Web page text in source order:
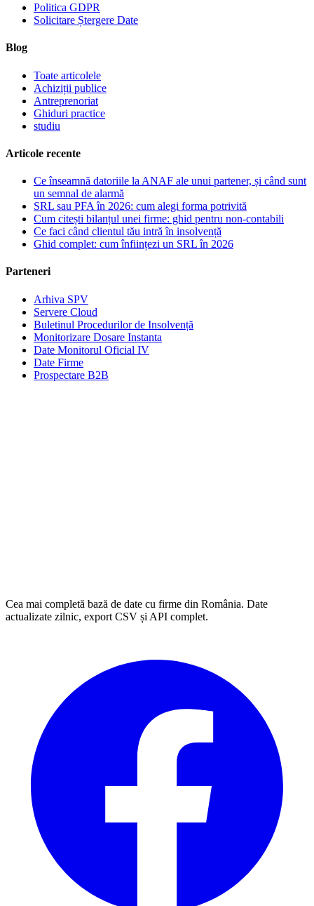
Politica GDPR
Solicitare Ștergere Date
Blog
Toate articolele
Achiziții publice
Antreprenoriat
Ghiduri practice
studiu
Articole recente
Ce înseamnă datoriile la ANAF ale unui partener, și când sunt
un semnal de alarmă
SRL sau PFA în 2026: cum alegi forma potrivită
Cum citești bilanțul unei firme: ghid pentru non-contabili
Ce faci când clientul tău intră în insolvență
Ghid complet: cum înființezi un SRL în 2026
Parteneri
Arhiva SPV
Servere Cloud
Buletinul Procedurilor de Insolvență
Monitorizare Dosare Instanta
Date Monitorul Oficial IV
Date Firme
Prospectare B2B
Cea mai completă bază de date cu firme din România. Date
actualizate zilnic, export CSV și API complet.